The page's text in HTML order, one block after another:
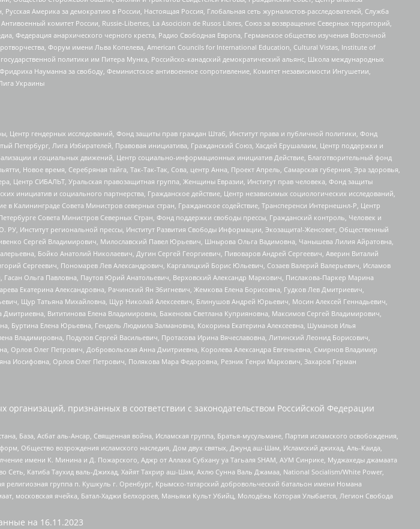
Америка за демократию в России, Настоящая Россия, Глобальная сеть журналистов-расследователей, Служба
комитет России, Russie-Libertes, La Asocicion de Rusos Libres, Союз за возвращение Северных территорий,
Федерация анархического черного креста, Радио Свободная Европа, Германское общество изучения Восточной
Форум имени Льва Копелева, American Councils for International Education, Cultural Vistas, Institute of
политики им Питера Мунка, Российско-канадский демократический альянс, Школа международных
Науманна за свободу, Феминистское антивоенное сопротивление, Комитет независимости Ингушетии,
Украины
гендерных исследований, Фонд защиты прав граждан Штаб, Институт права и публичной политики, Фонд
Лига Избирателей, Правовая инициатива, Гражданский Союз, Хасдей Ерушалаим, Центр поддержки и
и социальных движений, Центр социально-информационных инициатив Действие, Благотворительный фонд
Новое время, Серебряная тайга, Так-Так-Так, Сова, центр Анна, Проект Апрель, Самарская губерния, Эра здоровья,
Центр СИБАЛЬТ, Уральская правозащитная группа, Женщины Евразии, Институт прав человека, Фонд защиты
инициатив и социального партнерства, Гражданское действие, Центр независимых социологических исследований,
Совета Министров северных стран, Гражданское содействие, Трансперенси Интернешнл-Р, Центр
Совета Министров Северных Стран, Фонд поддержки свободы прессы, Гражданский контроль, Человек и
Институт региональной прессы, Институт Развития Свободы Информации, Экозащита!-Женсовет, Общественный
Сергей Владимирович, Милославский Павел Юрьевич, Шнырова Ольга Вадимовна, Чанышева Лилия Айратовна,
Бойко Анатолий Николаевич, Дугин Сергей Георгиевич, Пивоваров Андрей Сергеевич, Аверин Виталий
Сергеевич, Пономарев Лев Александрович, Каргалицкий Борис Юльевич, Созаев Валерий Валерьевич, Исламов
Ольга Павловна, Паутов Юрий Анатольевич, Верховский Александр Маркович, Пислакова-Паркер Марина
Екатерина Александровна, Рачинский Ян Збигневич, Жемкова Елена Борисовна, Гудков Лев Дмитриевич,
Щур Татьяна Михайловна, Щур Николай Алексеевич, Блинушов Андрей Юрьевич, Мосин Алексей Геннадьевич,
Вититинова Елена Владимировна, Баженова Светлана Куприяновна, Максимов Сергей Владимирович,
Буртина Елена Юрьевна, Гендель Людмила Залмановна, Кокорина Екатерина Алексеевна, Шуманов Илья
Подузов Сергей Васильевич, Протасова Ирина Вячеславовна, Литинский Леонид Борисович,
Олег Петрович, Добровольская Анна Дмитриевна, Королева Александра Евгеньевна, Смирнов Владимир
Иосифовна, Орлов Олег Петрович, Полякова Мара Федоровна, Резник Генри Маркович, Захаров Герман
признанных в соответствии с законодательством Российской Федерации
База, Асбат аль-Ансар, Священная война, Исламская группа, Братья-мусульмане, Партия исламского освобождения,
Общество возрождения исламского наследия, Дом двух святых, Джунд аш-Шам, Исламский джихад, Аль-Каида,
имени К. Минина и Д. Пожарского, Аджр от Аллаха Субхану уа Тагьаля SHAM, АУМ Синрике, Муджахеды джамаата
Сеть, Катиба Таухид валь-Джихад, Хайят Тахрир аш-Шам, Ахлю Сунна Валь Джамаа, National Socialism/White Power,
религиозная группа п. Кушкуль г. Оренбург, Крымско-татарский добровольческий батальон имени Номана
московская ячейка, Батал-Хаджи Белхороев, Маньяки Культ Убийц, Молодёжь Которая Улыбается, Легион Свобода
на 16.11.2023